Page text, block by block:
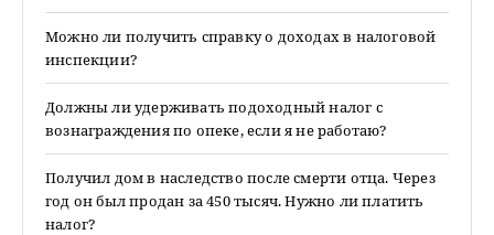
Можно ли получить справку о доходах в налоговой
инспекции?
Должны ли удерживать подоходный налог с
вознаграждения по опеке, если я не работаю?
Получил дом в наследство после смерти отца. Через
год он был продан за 450 тысяч. Нужно ли платить
налог?